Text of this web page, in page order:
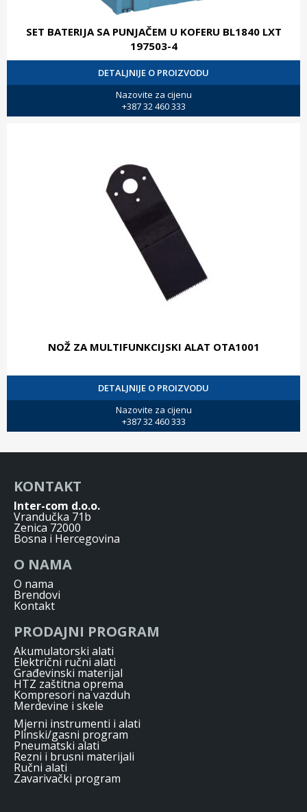
SET BATERIJA SA PUNJAČEM U KOFERU BL1840 LXT
197503-4
DETALJNIJE O PROIZVODU
Nazovite za cijenu
+387 32 460 333
NOŽ ZA MULTIFUNKCIJSKI ALAT OTA1001
DETALJNIJE O PROIZVODU
Nazovite za cijenu
+387 32 460 333
KONTAKT
Inter-com d.o.o.
Vrandučka 71b
Zenica 72000
Bosna i Hercegovina
O NAMA
O nama
Brendovi
Kontakt
PRODAJNI PROGRAM
Akumulatorski alati
Električni ručni alati
Građevinski materijal
HTZ zaštitna oprema
Kompresori na vazduh
Merdevine i skele
Mjerni instrumenti i alati
Plinski/gasni program
Pneumatski alati
Rezni i brusni materijali
Ručni alati
Zavarivački program